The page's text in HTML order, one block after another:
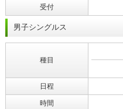
受付
男子シングルス
種目
日程
時間